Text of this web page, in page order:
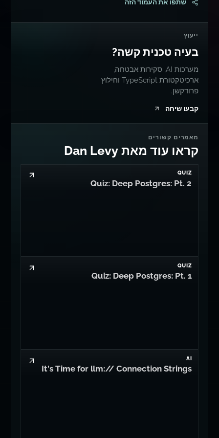
שתפו את העמוד הזה
ייעוץ
בעיה טכנית קשה?
מערכות AI, סקירות אבטחה,
ארכיטקטורת TypeScript וחילוץ
פרודקשן.
קבעו שיחה
מאמרים קשורים
קראו עוד מאת Dan Levy
QUIZ
Quiz: Deep Postgres: Pt. 2
QUIZ
Quiz: Deep Postgres: Pt. 1
AI
It's Time for llm:// Connection Strings